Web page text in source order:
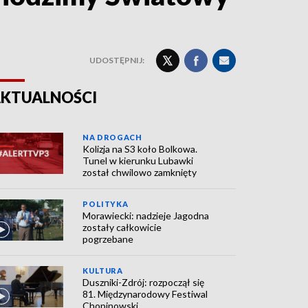
UDOSTĘPNIJ:
NA DROGACH
Kolizja na S3 koło Bolkowa.
Tunel w kierunku Lubawki
został chwilowo zamknięty
POLITYKA
Morawiecki: nadzieje Jagodna
zostały całkowicie
pogrzebane
KULTURA
Duszniki-Zdrój: rozpoczął się
81. Międzynarodowy Festiwal
Chopinowski